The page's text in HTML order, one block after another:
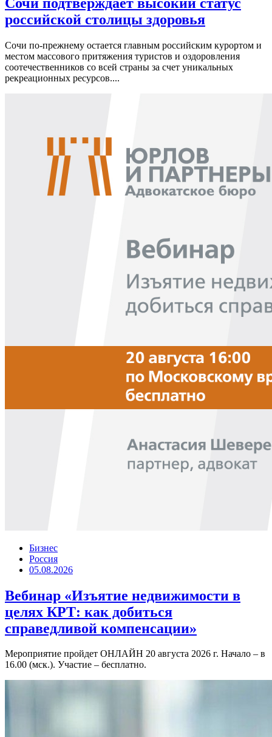
российской столицы здоровья
Сочи по-прежнему остается главным российским курортом и
местом массового притяжения туристов и оздоровления
соотечественников со всей страны за счет уникальных
рекреационных ресурсов....
Бизнес
Россия
05.08.2026
Вебинар «Изъятие недвижимости в
целях КРТ: как добиться
справедливой компенсации»
Мероприятие пройдет ОНЛАЙН 20 августа 2026 г. Начало – в
16.00 (мск.). Участие – бесплатно.